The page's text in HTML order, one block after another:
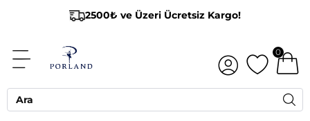
2500₺ ve Üzeri Ücretsiz Kargo!
0